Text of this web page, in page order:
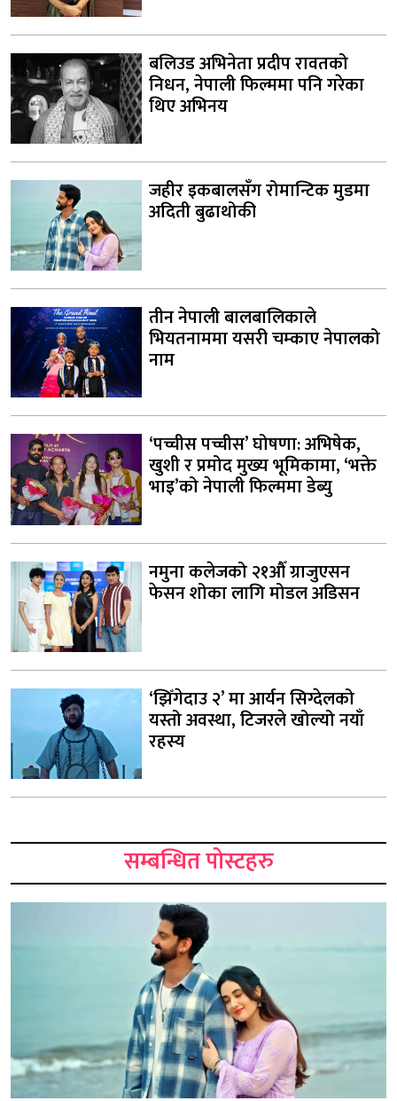
बलिउड अभिनेता प्रदीप रावतको
निधन, नेपाली फिल्ममा पनि गरेका
थिए अभिनय
जहीर इकबालसँग रोमान्टिक मुडमा
अदिती बुढाथोकी
तीन नेपाली बालबालिकाले
भियतनाममा यसरी चम्काए नेपालको
नाम
‘पच्चीस पच्चीस’ घोषणा: अभिषेक,
खुशी र प्रमोद मुख्य भूमिकामा, ‘भक्ते
भाइ’को नेपाली फिल्ममा डेब्यु
नमुना कलेजको २१औँ ग्राजुएसन
फेसन शोका लागि मोडल अडिसन
‘झिँगेदाउ २’ मा आर्यन सिग्देलको
यस्तो अवस्था, टिजरले खोल्यो नयाँ
रहस्य
सम्बन्धित पोस्टहरु